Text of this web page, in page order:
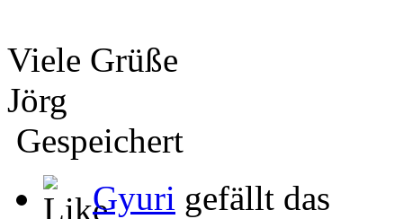
Viele Grüße
Jörg
Gespeichert
Gyuri gefällt das